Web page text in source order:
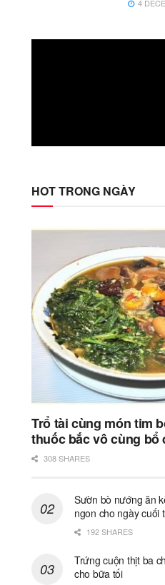
4
HOT TRONG NGÀY
Trổ tài cùng món tim
thuốc bắc vô cùng bổ
308 SHARES
Sườn bò nướng ăn
ngon cho ngày cuối
192 SHARES
Trứng cuộn thịt ba
cho bữa tối